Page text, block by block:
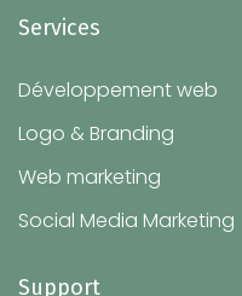
Services
Développement web
Logo & Branding
Web marketing
Social Media Marketing
Support